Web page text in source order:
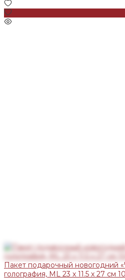
Пакет подарочный новогодний
голография, ML 23 х 11.5 х 27 см